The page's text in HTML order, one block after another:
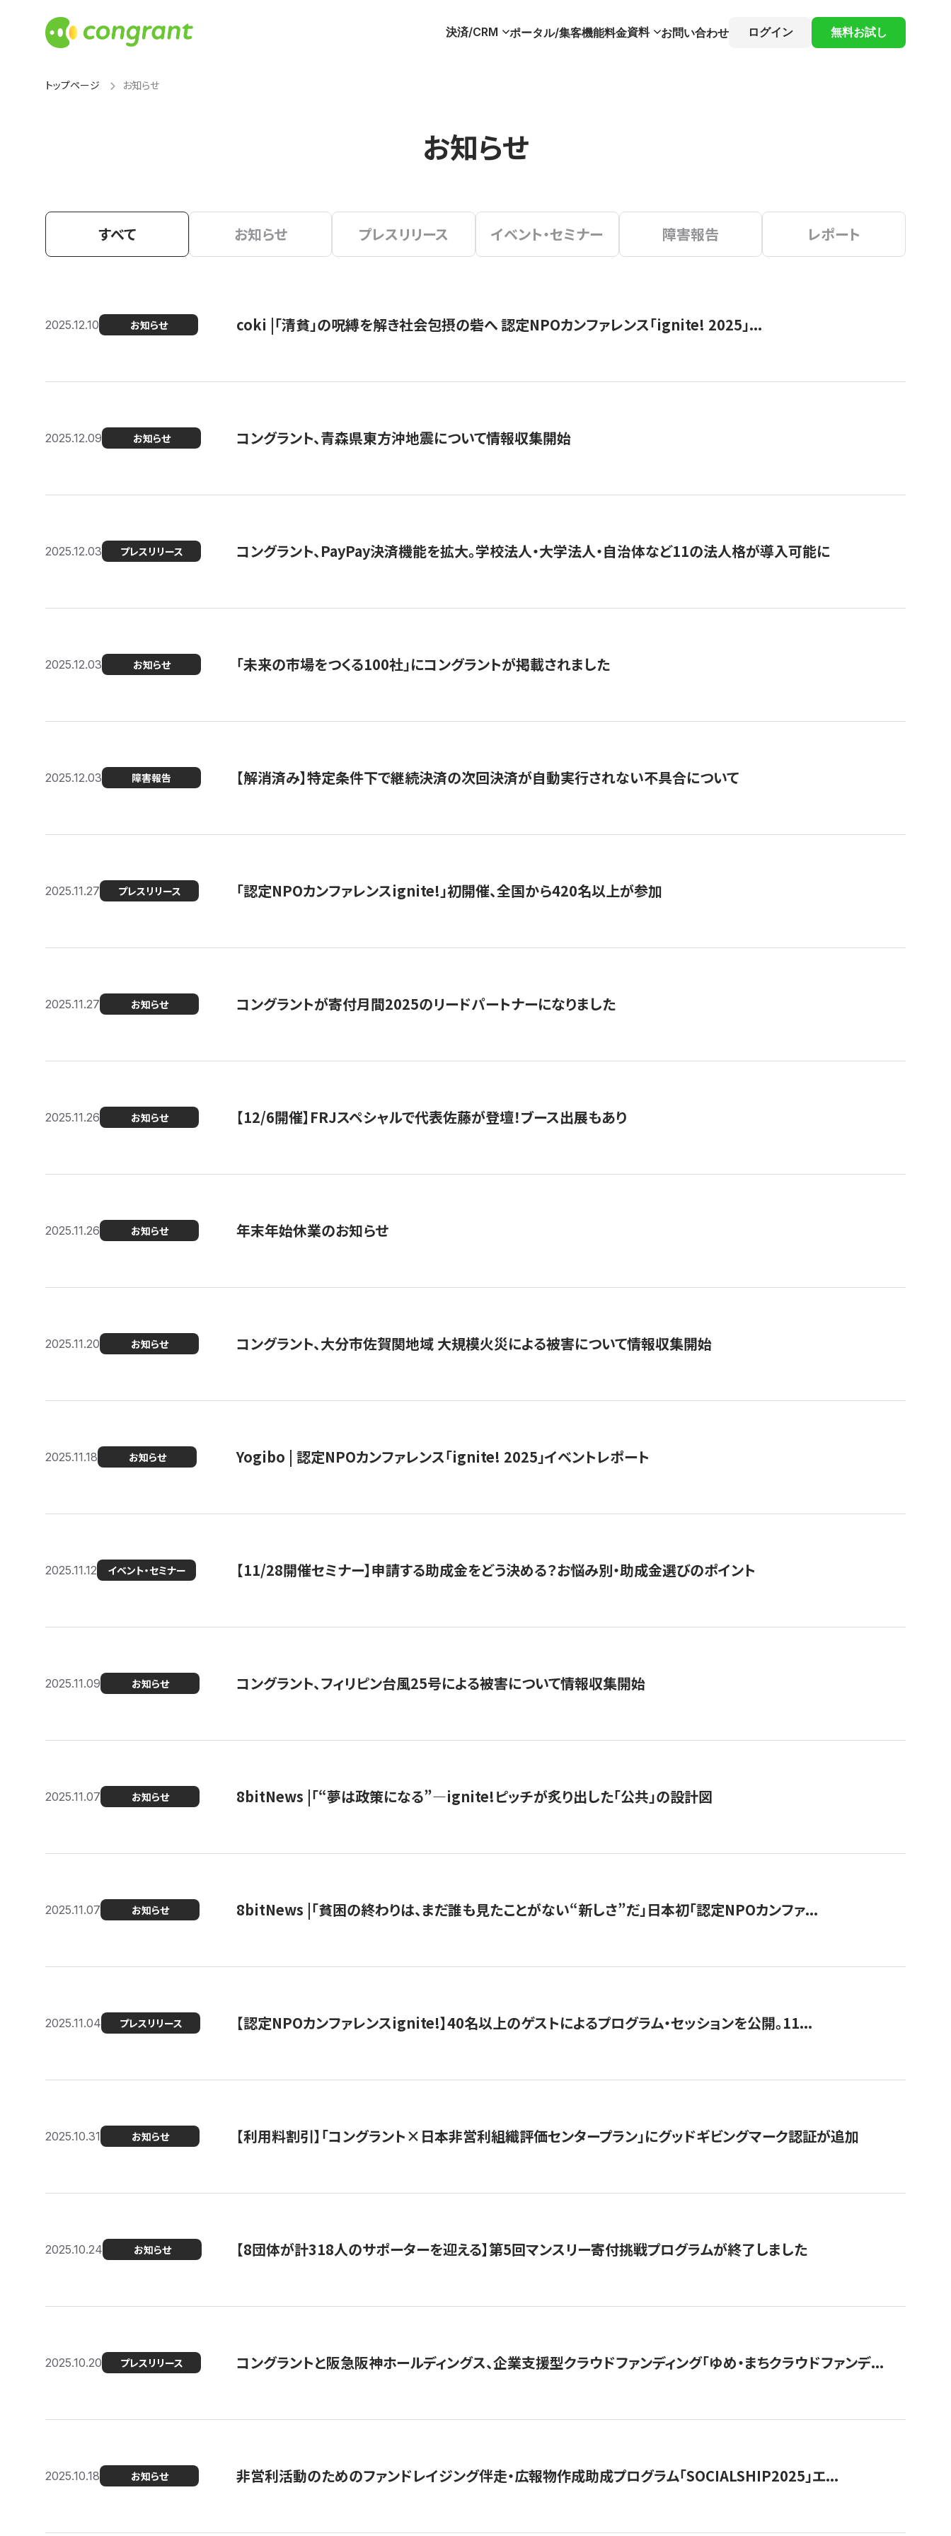
決済/CRM ポータル/集客機能料金資料 お問い合わせ ログイン 無料お試し
トップページ お知らせ
お知らせ
すべて お知らせ プレスリリース イベント・セミナー 障害報告 レポート
2025.12.10 お知らせ coki |「清貧」の呪縛を解き社会包摂の砦へ 認定NPOカンファレンス「ignite! 2025」...
2025.12.09 お知らせ コングラント、青森県東方沖地震について情報収集開始
2025.12.03 プレスリリース コングラント、PayPay決済機能を拡大。学校法人・大学法人・自治体など11の法人格が導入可能に
2025.12.03 お知らせ 「未来の市場をつくる100社」にコングラントが掲載されました
2025.12.03 障害報告 【解消済み】特定条件下で継続決済の次回決済が自動実行されない不具合について
2025.11.27 プレスリリース 「認定NPOカンファレンスignite!」初開催、全国から420名以上が参加
2025.11.27 お知らせ コングラントが寄付月間2025のリードパートナーになりました
2025.11.26 お知らせ 【12/6開催】FRJスペシャルで代表佐藤が登壇！ブース出展もあり
2025.11.26 お知らせ 年末年始休業のお知らせ
2025.11.20 お知らせ コングラント、大分市佐賀関地域 大規模火災による被害について情報収集開始
2025.11.18 お知らせ Yogibo | 認定NPOカンファレンス「ignite! 2025」イベントレポート
2025.11.12 イベント・セミナー 【11/28開催セミナー】申請する助成金をどう決める？お悩み別・助成金選びのポイント
2025.11.09 お知らせ コングラント、フィリピン台風25号による被害について情報収集開始
2025.11.07 お知らせ 8bitNews |「“夢は政策になる”—ignite!ピッチが炙り出した「公共」の設計図
2025.11.07 お知らせ 8bitNews |「貧困の終わりは、まだ誰も見たことがない“新しさ”だ」日本初「認定NPOカンファ...
2025.11.04 プレスリリース 【認定NPOカンファレンスignite!】40名以上のゲストによるプログラム・セッションを公開。11...
2025.10.31 お知らせ 【利用料割引】「コングラント×日本非営利組織評価センタープラン」にグッドギビングマーク認証が追加
2025.10.24 お知らせ 【8団体が計318人のサポーターを迎える】​​第5回マンスリー寄付挑戦プログラムが終了しました
2025.10.20 プレスリリース コングラントと阪急阪神ホールディングス、企業支援型クラウドファンディング「ゆめ・まちクラウドファンデ...
2025.10.18 お知らせ 非営利活動のためのファンドレイジング伴走・広報物作成助成プログラム「SOCIALSHIP2025」エ...